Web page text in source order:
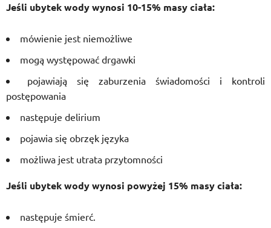
Jeśli ubytek wody wynosi 10-15% masy ciała:
mówienie jest niemożliwe
mogą występować drgawki
pojawiają się zaburzenia świadomości i kontroli
postępowania
następuje delirium
pojawia się obrzęk języka
możliwa jest utrata przytomności
Jeśli ubytek wody wynosi powyżej 15% masy ciała:
następuje śmierć.